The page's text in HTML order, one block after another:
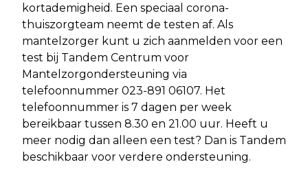
kortademigheid. Een speciaal corona-
thuiszorgteam neemt de testen af. Als
mantelzorger kunt u zich aanmelden voor een
test bij Tandem Centrum voor
Mantelzorgondersteuning via
telefoonnummer 023-891 06107. Het
telefoonnummer is 7 dagen per week
bereikbaar tussen 8.30 en 21.00 uur. Heeft u
meer nodig dan alleen een test? Dan is Tandem
beschikbaar voor verdere ondersteuning.